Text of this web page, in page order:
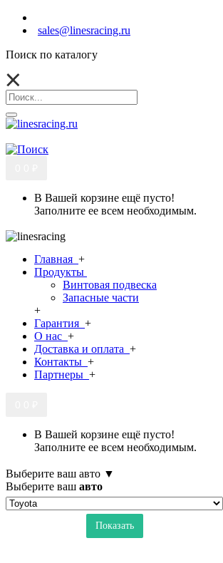
sales@linesracing.ru
Поиск по каталогу
В Вашей корзине ещё пусто!
Заполните ее всем необходимым.
Главная +
Продукты
Винтовая подвеска
Запасные части
+
Гарантия +
О нас +
Доставка и оплата +
Контакты +
Партнеры +
В Вашей корзине ещё пусто!
Заполните ее всем необходимым.
Выберите ваш авто ▼
Выберите ваш авто
Показать